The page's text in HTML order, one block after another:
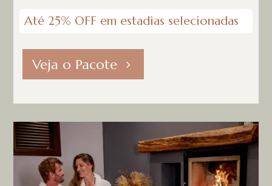
Até 25% OFF em estadias selecionadas
Veja o Pacote